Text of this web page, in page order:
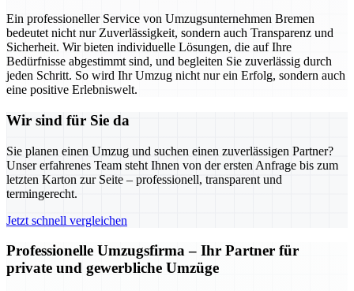
Ein professioneller Service von Umzugsunternehmen Bremen
bedeutet nicht nur Zuverlässigkeit, sondern auch Transparenz und
Sicherheit. Wir bieten individuelle Lösungen, die auf Ihre
Bedürfnisse abgestimmt sind, und begleiten Sie zuverlässig durch
jeden Schritt. So wird Ihr Umzug nicht nur ein Erfolg, sondern auch
eine positive Erlebniswelt.
Wir sind für Sie da
Sie planen einen Umzug und suchen einen zuverlässigen Partner?
Unser erfahrenes Team steht Ihnen von der ersten Anfrage bis zum
letzten Karton zur Seite – professionell, transparent und
termingerecht.
Jetzt schnell vergleichen
Professionelle Umzugsfirma – Ihr Partner für
private und gewerbliche Umzüge